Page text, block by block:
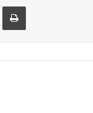
via Email Print